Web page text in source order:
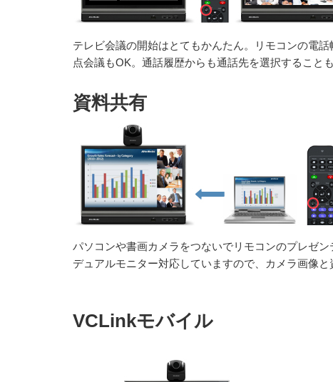
テレビ会議の開始はとてもかんたん。リモコンの電
点会議もOK。通話履歴からも通話先を選択すること
資料共有
パソコンや書画カメラをつないでリモコンのプレゼ
デュアルモニター対応していますので、カメラ画像
VCLinkモバイル